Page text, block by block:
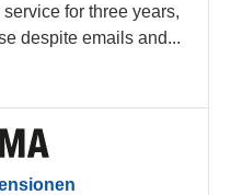
for three years,
despite emails and...